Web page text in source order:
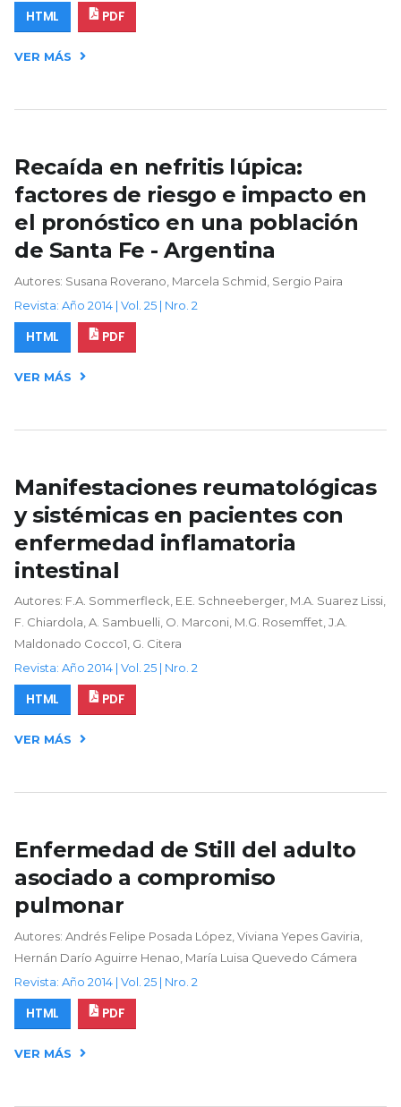
HTML PDF
VER MÁS
Recaída en nefritis lúpica:
factores de riesgo e impacto en
el pronóstico en una población
de Santa Fe - Argentina
Autores: Susana Roverano, Marcela Schmid, Sergio Paira
Revista: Año 2014 | Vol. 25 | Nro. 2
HTML PDF
VER MÁS
Manifestaciones reumatológicas
y sistémicas en pacientes con
enfermedad inflamatoria
intestinal
Autores: F.A. Sommerfleck, E.E. Schneeberger, M.A. Suarez Lissi,
F. Chiardola, A. Sambuelli, O. Marconi, M.G. Rosemffet, J.A.
Maldonado Cocco1, G. Citera
Revista: Año 2014 | Vol. 25 | Nro. 2
HTML PDF
VER MÁS
Enfermedad de Still del adulto
asociado a compromiso
pulmonar
Autores: Andrés Felipe Posada López, Viviana Yepes Gaviria,
Hernán Darío Aguirre Henao, María Luisa Quevedo Cámera
Revista: Año 2014 | Vol. 25 | Nro. 2
HTML PDF
VER MÁS